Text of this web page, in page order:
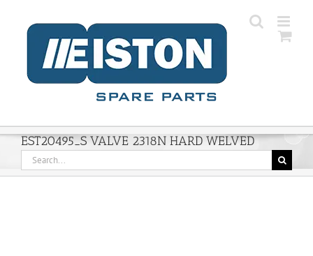
content
EST20495_S VALVE 2318N HARD WELVED
Search
for: